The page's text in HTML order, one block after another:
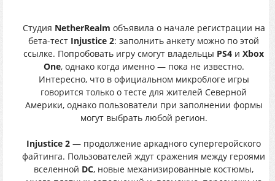
Студия NetherRealm объявила о начале регистрации на
бета-тест Injustice 2: заполнить анкету можно по этой
ссылке. Попробовать игру смогут владельцы PS4 и Xbox
One, однако когда именно — пока не известно.
Интересно, что в официальном микроблоге игры
говорится только о тесте для жителей Северной
Америки, однако пользователи при заполнении формы
могут выбрать любой регион.
Injustice 2 — продолжение аркадного супергеройского
файтинга. Пользователей ждут сражения между героями
вселенной DC, новые механизированные костюмы,